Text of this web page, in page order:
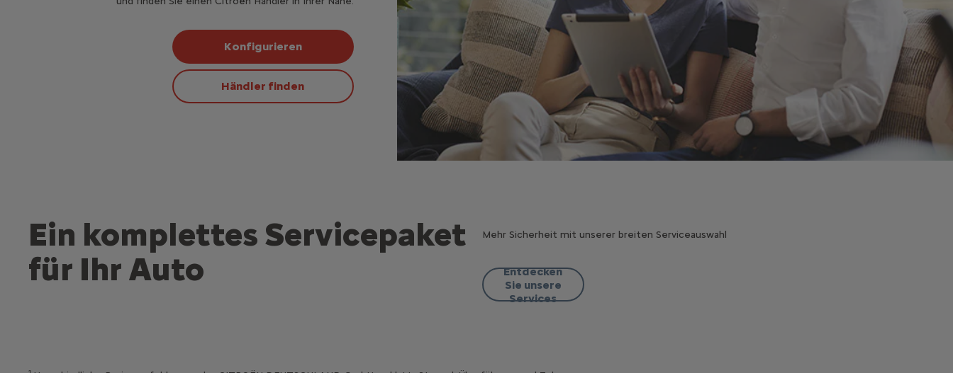
Konfigurieren
Händler finden
Ein komplettes Servicepaket
für Ihr Auto
Mehr Sicherheit mit unserer breiten Serviceauswahl
Entdecken
Sie unsere
Services